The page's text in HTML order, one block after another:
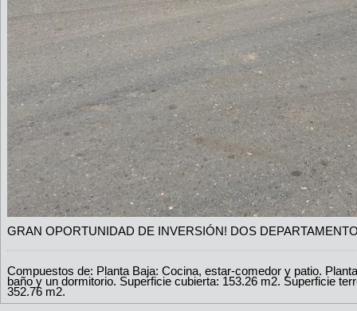
GRAN OPORTUNIDAD DE INVERSIÓN! DOS
Compuestos de: Planta Baja: Cocina, estar-comedor y patio.
baño y un dormitorio. Superficie cubierta: 153.26 m2. Superficie
352.76 m2.